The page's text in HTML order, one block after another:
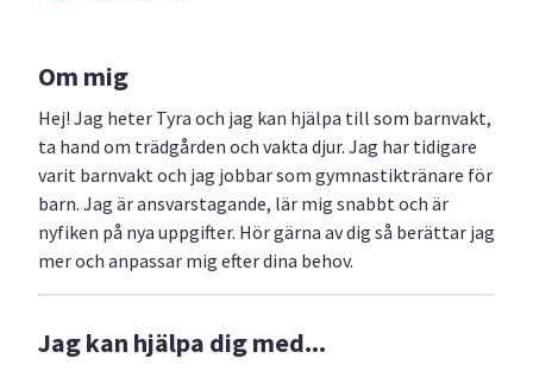
Om mig
Hej! Jag heter Tyra och jag kan hjälpa till som barnvakt,
ta hand om trädgården och vakta djur. Jag har tidigare
varit barnvakt och jag jobbar som gymnastiktränare för
barn. Jag är ansvarstagande, lär mig snabbt och är
nyfiken på nya uppgifter. Hör gärna av dig så berättar jag
mer och anpassar mig efter dina behov.
Jag kan hjälpa dig med...